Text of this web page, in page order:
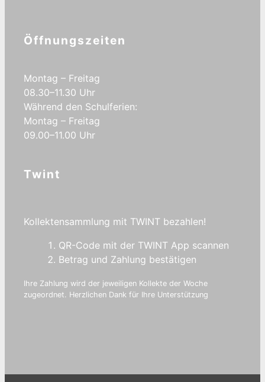
Öffnungszeiten
Montag – Freitag
08.30–11.30 Uhr
Während den Schulferien:
Montag – Freitag
09.00–11.00 Uhr
Twint
Kollektensammlung mit TWINT bezahlen!
QR-Code mit der TWINT App scannen
Betrag und Zahlung bestätigen
Ihre Zahlung wird der jeweiligen Kollekte der Woche
zugeordnet. Herzlichen Dank für Ihre Unterstützung